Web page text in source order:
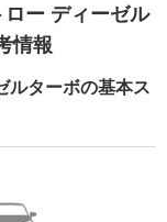
ロー ディーゼル
情報
ルターボの基本ス